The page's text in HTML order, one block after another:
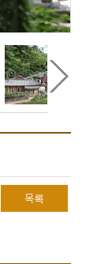
목록